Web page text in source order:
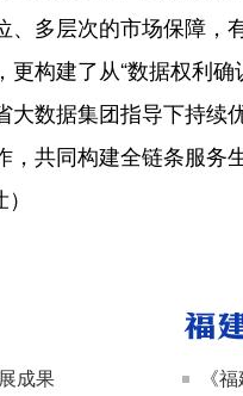
多层次的市场保障，
构建了从“数据权利确
数据集团指导下持续
共同构建全链条服
成果
《